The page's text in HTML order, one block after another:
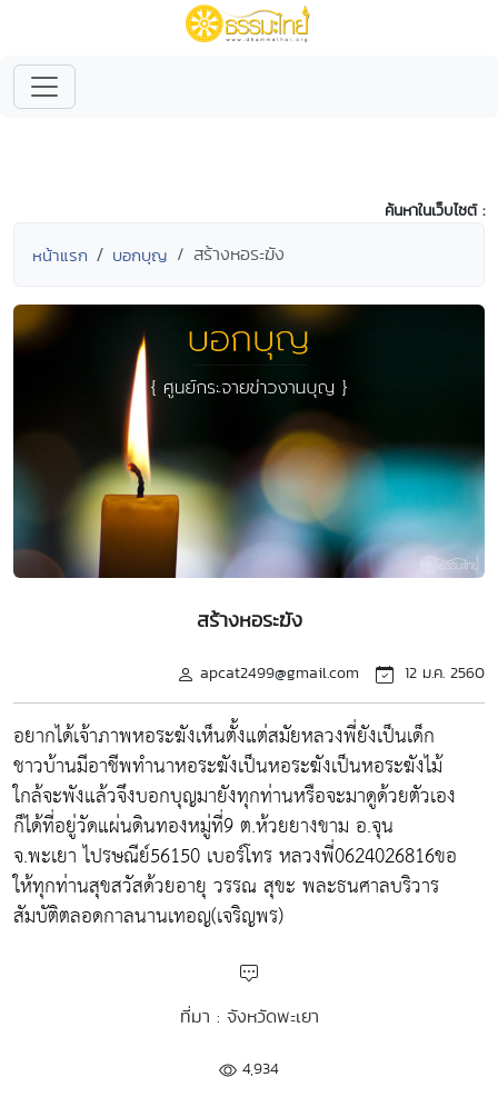
ค้นหาในเว็บไซต์ :
หน้าแรก บอกบุญ สร้างหอระฆัง
สร้างหอระฆัง
apcat2499@gmail.com 12 ม.ค. 2560
อยากได้เจ้าภาพหอระฆังเห็นตั้งแต่สมัยหลวงพี่ยังเป็นเด็ก
ชาวบ้านมีอาชีพทำนาหอระฆังเป็นหอระฆังเป็นหอระฆังไม้
ใกล้จะพังแล้วจึงบอกบุญมายังทุกท่านหรือจะมาดูด้วยตัวเอง
ก็ได้ที่อยู่วัดแผ่นดินทองหมู่ที่9 ต.ห้วยยางขาม อ.จุน
จ.พะเยา ไปรษณีย์56150 เบอร์โทร หลวงพี่0624026816ขอ
ให้ทุกท่านสุขสวัสด้วยอายุ วรรณ สุขะ พละธนศาลบริวาร
สัมบัติตลอดกาลนานเทอญ(เจริญพร)
ที่มา : จังหวัดพะเยา
4,934